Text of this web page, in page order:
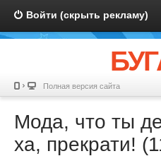
Войти (скрыть рекламу)
Полная версия сайта
Мода, что ты
ха, прекрати!